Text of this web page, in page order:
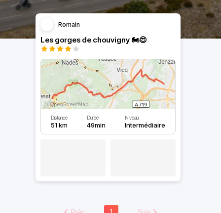
Romain
Les gorges de chouvigny 🏍️😍
Distance
51 km
Durée
49min
Niveau
Intermédiaire